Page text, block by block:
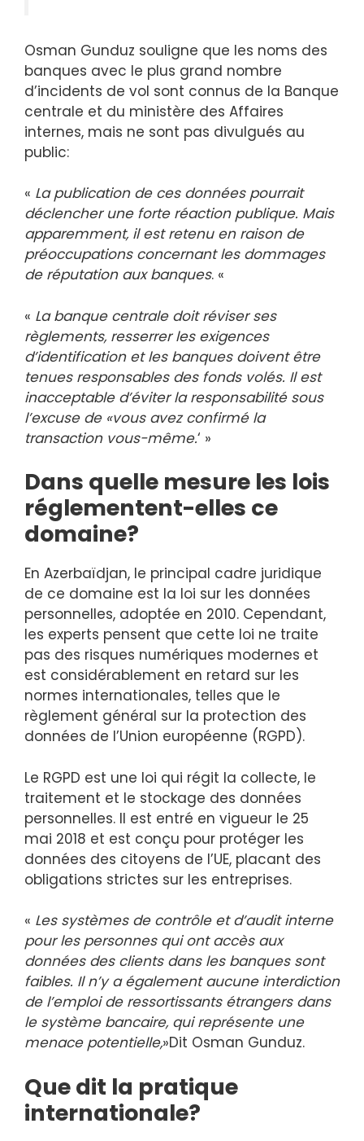
Osman Gunduz souligne que les noms des
banques avec le plus grand nombre
d’incidents de vol sont connus de la Banque
centrale et du ministère des Affaires
internes, mais ne sont pas divulgués au
public:
« La publication de ces données pourrait
déclencher une forte réaction publique. Mais
apparemment, il est retenu en raison de
préoccupations concernant les dommages
de réputation aux banques. «
« La banque centrale doit réviser ses
règlements, resserrer les exigences
d’identification et les banques doivent être
tenues responsables des fonds volés. Il est
inacceptable d’éviter la responsabilité sous
l’excuse de «vous avez confirmé la
transaction vous-même.‘ »
Dans quelle mesure les lois
réglementent-elles ce
domaine?
En Azerbaïdjan, le principal cadre juridique
de ce domaine est la loi sur les données
personnelles, adoptée en 2010. Cependant,
les experts pensent que cette loi ne traite
pas des risques numériques modernes et
est considérablement en retard sur les
normes internationales, telles que le
règlement général sur la protection des
données de l’Union européenne (RGPD).
Le RGPD est une loi qui régit la collecte, le
traitement et le stockage des données
personnelles. Il est entré en vigueur le 25
mai 2018 et est conçu pour protéger les
données des citoyens de l’UE, placant des
obligations strictes sur les entreprises.
« Les systèmes de contrôle et d’audit interne
pour les personnes qui ont accès aux
données des clients dans les banques sont
faibles. Il n’y a également aucune interdiction
de l’emploi de ressortissants étrangers dans
le système bancaire, qui représente une
menace potentielle,»Dit Osman Gunduz.
Que dit la pratique
internationale?